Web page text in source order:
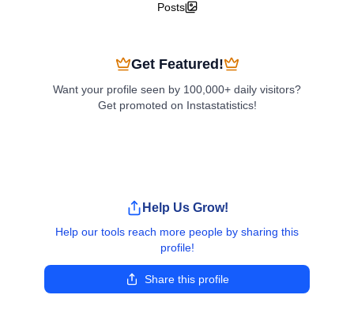
Posts
Get Featured!
Want your profile seen by 100,000+ daily visitors?
Get promoted on Instastatistics!
Help Us Grow!
Help our tools reach more people by sharing this
profile!
Share this profile